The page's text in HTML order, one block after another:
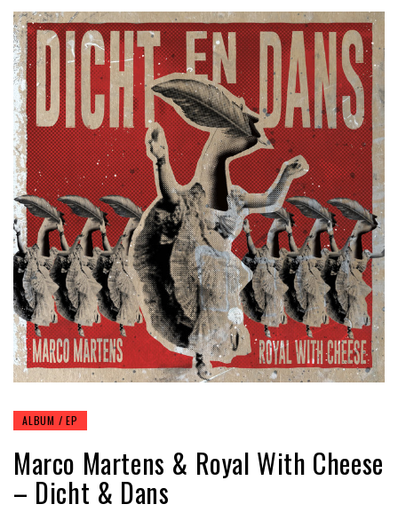
ALBUM / EP
Marco Martens & Royal With Cheese
– Dicht & Dans